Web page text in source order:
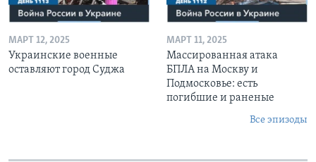
МАРТ 12, 2025
Украинские военные
оставляют город Суджа
МАРТ 11, 2025
Массированная атака
БПЛА на Москву и
Подмосковье: есть
погибшие и раненые
Все эпизоды